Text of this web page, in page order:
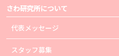
さわ研究所について
代表メッセージ
スタッフ募集